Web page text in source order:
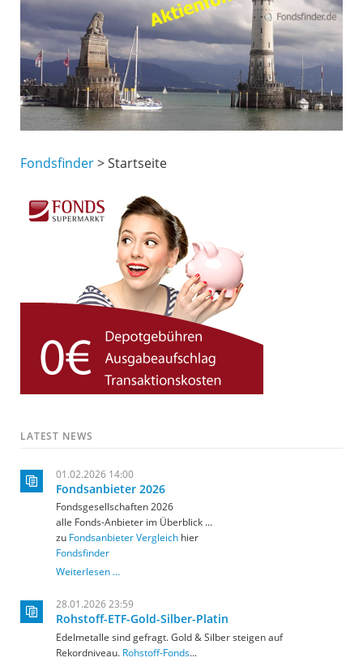
Fondsfinder> Startseite
LATEST NEWS
01.02.2026 14:00
Fondsanbieter 2026
Fondsgesellschaften 2026
alle Fonds-Anbieter im Überblick ...
zu Fondsanbieter Vergleich hier
Fondsfinder
Weiterlesen …Fondsanbieter
28.01.2026 23:59
Rohstoff-ETF-Gold-Silber-Platin
Edelmetalle sind gefragt. Gold & Silber steigen auf
Rekordniveau. Rohstoff-Fonds...